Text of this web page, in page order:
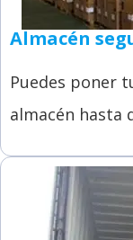
Almacén
Puedes poner
almacén hasta